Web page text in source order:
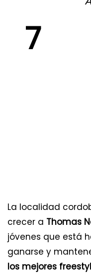
7
La localidad
crecer a Thomas
jóvenes que está
ganarse y
los mejores